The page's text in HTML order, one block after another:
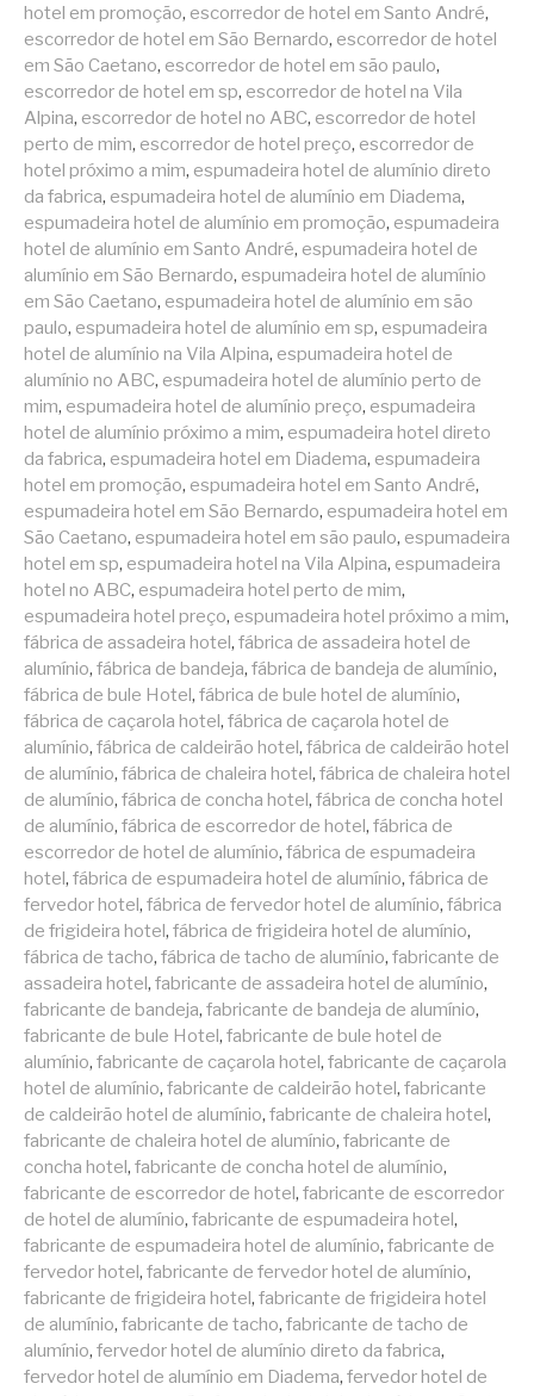
hotel em promoção, escorredor de hotel em Santo André,
escorredor de hotel em São Bernardo, escorredor de hotel
em São Caetano, escorredor de hotel em são paulo,
escorredor de hotel em sp, escorredor de hotel na Vila
Alpina, escorredor de hotel no ABC, escorredor de hotel
perto de mim, escorredor de hotel preço, escorredor de
hotel próximo a mim, espumadeira hotel de alumínio direto
da fabrica, espumadeira hotel de alumínio em Diadema,
espumadeira hotel de alumínio em promoção, espumadeira
hotel de alumínio em Santo André, espumadeira hotel de
alumínio em São Bernardo, espumadeira hotel de alumínio
em São Caetano, espumadeira hotel de alumínio em são
paulo, espumadeira hotel de alumínio em sp, espumadeira
hotel de alumínio na Vila Alpina, espumadeira hotel de
alumínio no ABC, espumadeira hotel de alumínio perto de
mim, espumadeira hotel de alumínio preço, espumadeira
hotel de alumínio próximo a mim, espumadeira hotel direto
da fabrica, espumadeira hotel em Diadema, espumadeira
hotel em promoção, espumadeira hotel em Santo André,
espumadeira hotel em São Bernardo, espumadeira hotel em
São Caetano, espumadeira hotel em são paulo, espumadeira
hotel em sp, espumadeira hotel na Vila Alpina, espumadeira
hotel no ABC, espumadeira hotel perto de mim,
espumadeira hotel preço, espumadeira hotel próximo a mim,
fábrica de assadeira hotel, fábrica de assadeira hotel de
alumínio, fábrica de bandeja, fábrica de bandeja de alumínio,
fábrica de bule Hotel, fábrica de bule hotel de alumínio,
fábrica de caçarola hotel, fábrica de caçarola hotel de
alumínio, fábrica de caldeirão hotel, fábrica de caldeirão hotel
de alumínio, fábrica de chaleira hotel, fábrica de chaleira hotel
de alumínio, fábrica de concha hotel, fábrica de concha hotel
de alumínio, fábrica de escorredor de hotel, fábrica de
escorredor de hotel de alumínio, fábrica de espumadeira
hotel, fábrica de espumadeira hotel de alumínio, fábrica de
fervedor hotel, fábrica de fervedor hotel de alumínio, fábrica
de frigideira hotel, fábrica de frigideira hotel de alumínio,
fábrica de tacho, fábrica de tacho de alumínio, fabricante de
assadeira hotel, fabricante de assadeira hotel de alumínio,
fabricante de bandeja, fabricante de bandeja de alumínio,
fabricante de bule Hotel, fabricante de bule hotel de
alumínio, fabricante de caçarola hotel, fabricante de caçarola
hotel de alumínio, fabricante de caldeirão hotel, fabricante
de caldeirão hotel de alumínio, fabricante de chaleira hotel,
fabricante de chaleira hotel de alumínio, fabricante de
concha hotel, fabricante de concha hotel de alumínio,
fabricante de escorredor de hotel, fabricante de escorredor
de hotel de alumínio, fabricante de espumadeira hotel,
fabricante de espumadeira hotel de alumínio, fabricante de
fervedor hotel, fabricante de fervedor hotel de alumínio,
fabricante de frigideira hotel, fabricante de frigideira hotel
de alumínio, fabricante de tacho, fabricante de tacho de
alumínio, fervedor hotel de alumínio direto da fabrica,
fervedor hotel de alumínio em Diadema, fervedor hotel de